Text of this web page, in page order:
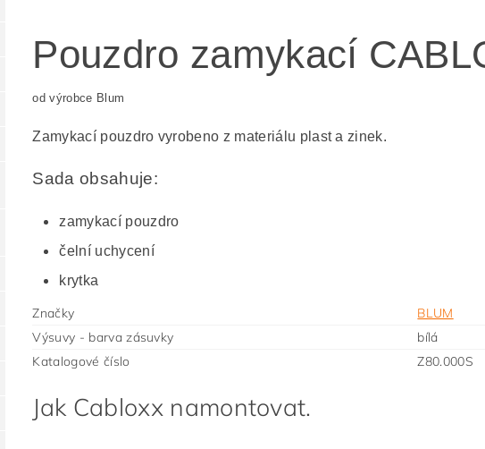
Pouzdro zamykací
od výrobce Blum
Zamykací pouzdro vyrobeno z materiálu plast a zinek.
Sada obsahuje:
zamykací pouzdro
čelní uchycení
krytka
Značky
BLUM
Výsuvy - barva zásuvky
bílá
Katalogové číslo
Z80.000S
Jak Cabloxx namontovat.